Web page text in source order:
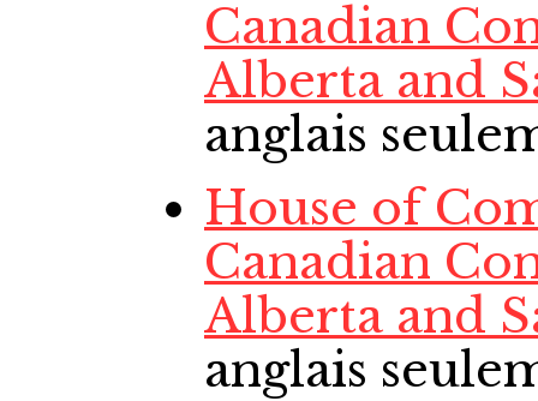
Canadian
Alberta and
anglais
House of
Canadian
Alberta and
anglais